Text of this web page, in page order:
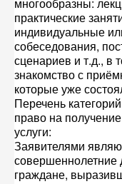
практические
индивидуальные
собеседования,
сценариев и т.д., в
знакомство с
которые уже
Перечень
право на
услуги:
Заявителями
совершеннолетние
граждане,